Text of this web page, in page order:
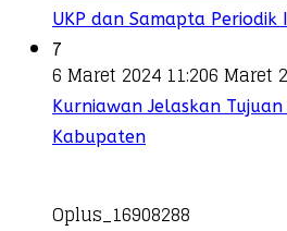
UKP dan Samapta Periodik
7
6 Maret 2024 11:206 Maret
Kurniawan Jelaskan
Kabupaten
Oplus_16908288